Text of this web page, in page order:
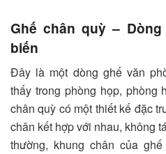
Ghế chân quỳ–
biến
Đây là một dòng ghế văn
thấy trong phòng họp, phòng
chân quỳ có một thiết kế đặc
chân kết hợp với nhau, không
thường, khung chân của